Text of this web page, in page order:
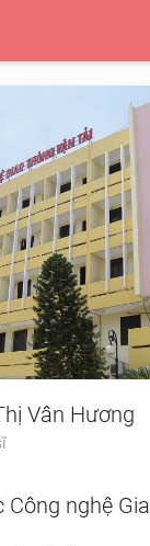
Vân Hương
nghệ